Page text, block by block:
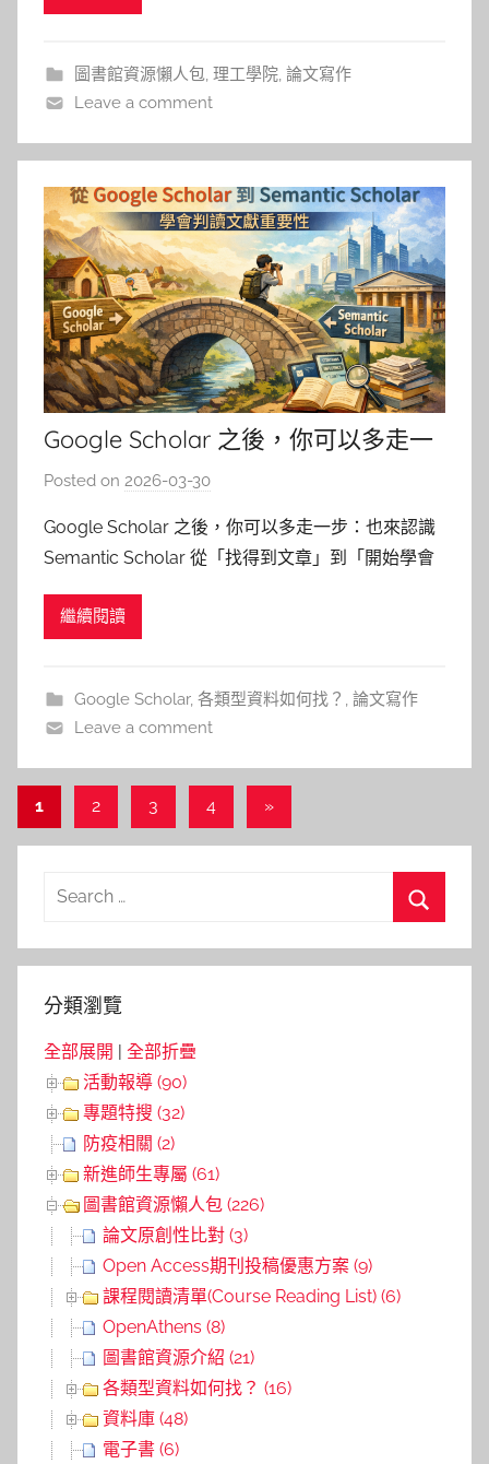
圖書館資源懶人包, 理工學院, 論文寫作
Leave a comment
Google Scholar 之後，你可以多走一
步：也來認識 Semantic Scholar
Posted on 2026-03-30
文
Google Scholar 之後，你可以多走一步：也來認識
Semantic Scholar 從「找得到文章」到「開始學會
先承認一件事：大家都是從 Google Scholar 開始的
繼續閱讀
Google Scholar, 各類型資料如何找？ , 論文寫作
Leave a comment
文
章
1 2 3 4
Next
»
Search
分類瀏覽
全部展開 | 全部折疊
活動報導 (90)
專題特搜 (32)
防疫相關 (2)
新進師生專屬 (61)
圖書館資源懶人包 (226)
論文原創性比對 (3)
Open Access期刊投稿優惠方案 (9)
課程閱讀清單(Course Reading List) (6)
OpenAthens (8)
圖書館資源介紹 (21)
各類型資料如何找？ (16)
資料庫 (48)
電子書 (6)